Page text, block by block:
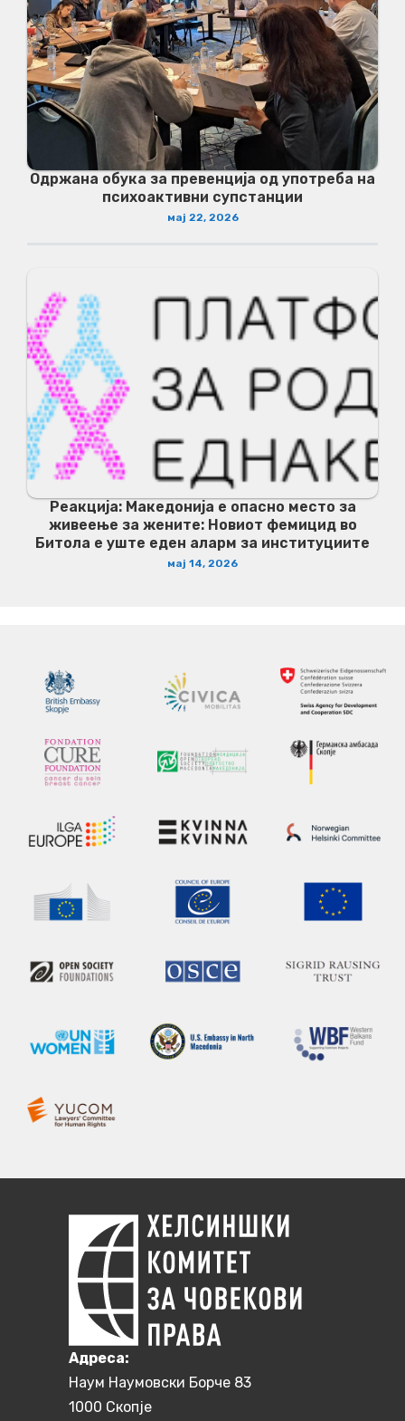
Одржана обука за превенција од употреба на
психоактивни супстанции
мај 22, 2026
Реакција: Македонија е опасно место за
живеење за жените: Новиот фемицид во
Битола е уште еден аларм за институциите
мај 14, 2026
Aдреса:
Наум Наумовски Борче 83
1000 Скопје